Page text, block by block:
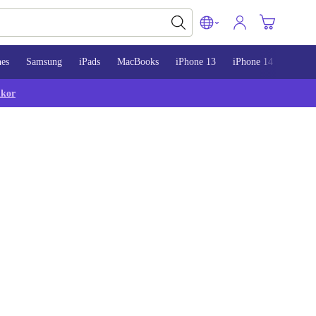
Samsung iPads MacBooks iPhone 13 iPhone 14